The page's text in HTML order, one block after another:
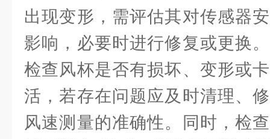
出现变形，需评估其对传感器
影响，必要时进行修复或更换
检查风杯是否有损坏、变形或
活，若存在问题应及时清理、
风速测量的准确性。同时，检